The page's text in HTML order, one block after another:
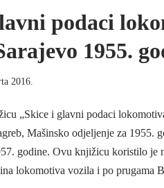
podaci
1955.
2016.
„Skice i glavni podaci
Mašinsko odjeljenje za 1955.
godine. Ovu knjižicu koristilo je
lokomotiva vozila i po prugama